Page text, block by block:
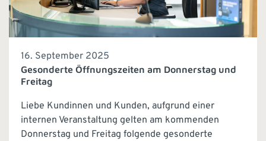
16. September 2025
Gesonderte Öffnungszeiten am Donnerstag und
Freitag
Liebe Kundinnen und Kunden, aufgrund einer
internen Veranstaltung gelten am kommenden
Donnerstag und Freitag folgende gesonderte